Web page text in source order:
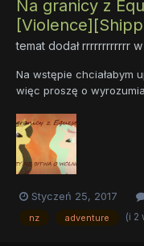
Na granicy z
temat dodałrrrrrrrrrrrr w
Na wstępie chciałabym
więc proszę o
- państwo, w którym
wojsko Królowej
Styczeń 25, 2017
nz adventure (i 2